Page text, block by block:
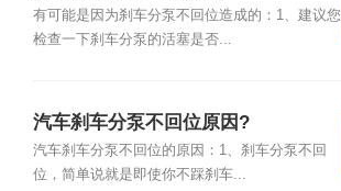
有可能是因为刹车分泵不回位造成的：1、建议您
检查一下刹车分泵的活塞是否...
汽车刹车分泵不回位原因?
汽车刹车分泵不回位的原因：1、刹车分泵不回
位，简单说就是即使你不踩刹车...